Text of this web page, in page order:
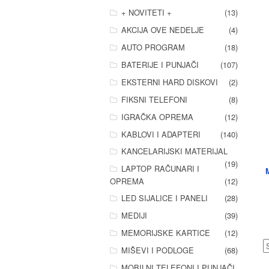
+ NOVITETI +
(13)
AKCIJA OVE NEDELJE
(4)
AUTO PROGRAM
(18)
BATERIJE I PUNJAČI
(107)
EKSTERNI HARD DISKOVI
(2)
FIKSNI TELEFONI
(8)
IGRAČKA OPREMA
(12)
KABLOVI I ADAPTERI
(140)
KANCELARIJSKI MATERIJAL
(19)
LAPTOP RAČUNARI I
OPREMA
(12)
LED SIJALICE I PANELI
(28)
MEDIJI
(39)
MEMORIJSKE KARTICE
(12)
MIŠEVI I PODLOGE
(68)